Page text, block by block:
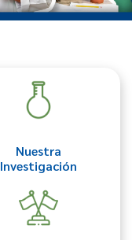
Nuestra
Investigación